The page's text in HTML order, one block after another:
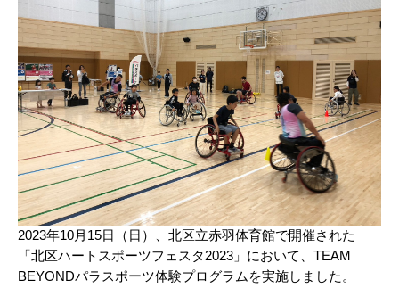
2023年10月15日（日）、北区立赤羽体育館で開催された
「北区ハートスポーツフェスタ2023」において、TEAM
BEYONDパラスポーツ体験プログラムを実施しました。